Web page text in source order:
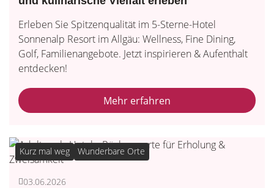
Erleben Sie Spitzenqualität im 5-Sterne-Hotel
Sonnenalp Resort im Allgäu: Wellness, Fine Dining,
Golf, Familienangebote. Jetzt inspirieren & Aufenthalt
entdecken!
Mehr erfahren
Kurz mal weg Wunderbare Orte
03.06.2026